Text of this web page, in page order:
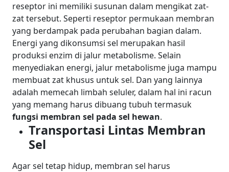
reseptor ini memiliki susunan dalam mengikat zat-
zat tersebut. Seperti reseptor permukaan membran
yang berdampak pada perubahan bagian dalam.
Energi yang dikonsumsi sel merupakan hasil
produksi enzim di jalur metabolisme. Selain
menyediakan energi, jalur metabolisme juga mampu
membuat zat khusus untuk sel. Dan yang lainnya
adalah memecah limbah seluler, dalam hal ini racun
yang memang harus dibuang tubuh termasuk
fungsi membran sel pada sel hewan.
Transportasi Lintas Membran
Sel
Agar sel tetap hidup, membran sel harus